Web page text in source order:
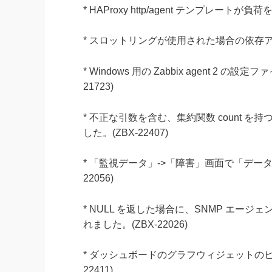
* HAProxy http/agent テンプレートが負荷
* スロットリングが使用された場合の依存
* Windows 用の Zabbix agent 2 の設定フ
21723)
* 不正な引数を含む、集約関数 count を持
した。(ZBX-22407)
* 「監視データ」->「障害」画面で「デー
22056)
* NULL を返した場合に、SNMP エージェ
れました。(ZBX-22026)
* ダッシュボードのグラフウィジェットの